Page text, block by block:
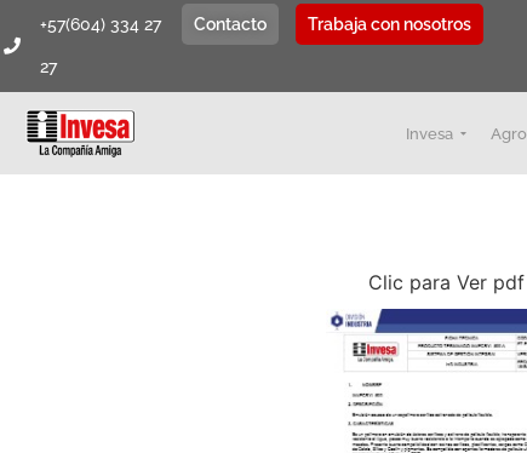
+57(604) 334 27
27
Contacto Trabaja con nosotros
Invesa Agro
Clic para Ver pdf